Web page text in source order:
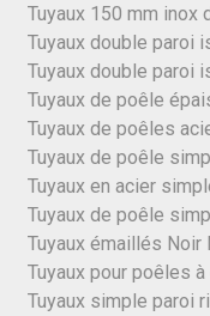
Tuyaux 150 mm
Tuyaux double paroi
Tuyaux double paroi
Tuyaux de poêle
Tuyaux de poêles
Tuyaux de poêle
Tuyaux en acier
Tuyaux de poêle
Tuyaux émaillés Noir
Tuyaux pour poêles
Tuyaux simple paroi